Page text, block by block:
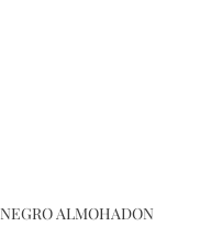
ALMOHADON